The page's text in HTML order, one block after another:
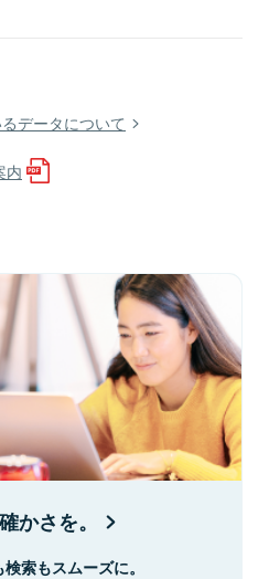
データについて
内
かさを。
索もスムーズに。